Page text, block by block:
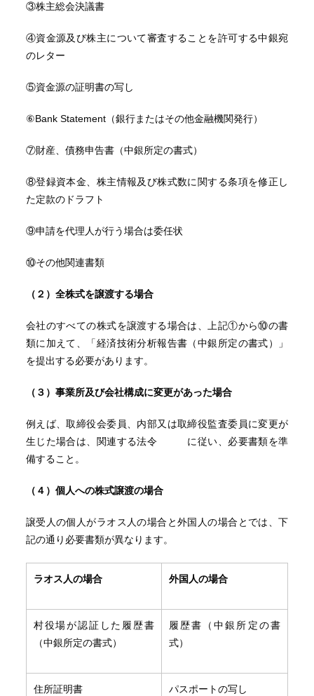
③株主総会決議書
④資金源及び株主について審査することを許可する中銀宛
のレター
⑤資金源の証明書の写し
⑥Bank Statement（銀行またはその他金融機関発行）
⑦財産、債務申告書（中銀所定の書式）
⑧登録資本金、株主情報及び株式数に関する条項を修正し
た定款のドラフト
⑨申請を代理人が行う場合は委任状
⑩その他関連書類
（２）全株式を譲渡する場合
会社のすべての株式を譲渡する場合は、上記①から⑩の書
類に加えて、「経済技術分析報告書（中銀所定の書式）」
を提出する必要があります。
（３）事業所及び会社構成に変更があった場合
例えば、取締役会委員、内部又は取締役監査委員に変更が
生じた場合は、関連する法令 に従い、必要書類を準
備すること。
（４）個人への株式譲渡の場合
譲受人の個人がラオス人の場合と外国人の場合とでは、下
記の通り必要書類が異なります。
ラオス人の場合 外国人の場合
村役場が認証した履歴書
（中銀所定の書式）
履歴書（中銀所定の書
式）
住所証明書 パスポートの写し